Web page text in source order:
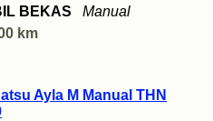
BEKAS
Manual
km
Ayla M Manual THN